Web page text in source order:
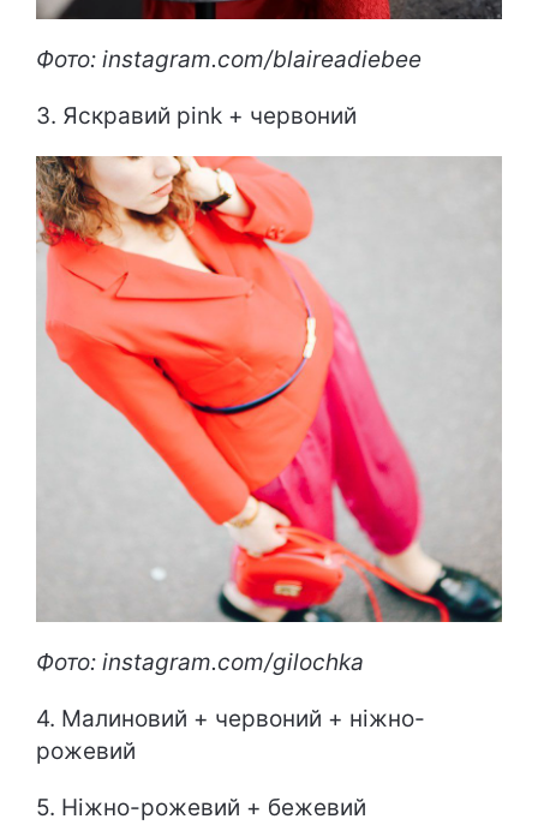
Фото: instagram.com/blaireadiebee
3. Яскравий pink + червоний
Фото: instagram.com/gilochka
4. Малиновий + червоний + ніжно-
рожевий
5. Ніжно-рожевий + бежевий